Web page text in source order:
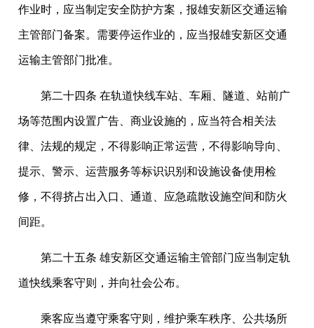
作业时，应当制定安全防护方案，报雄安新区交通运输
主管部门备案。需要停运作业的，应当报雄安新区交通
运输主管部门批准。
第二十四条 在轨道快线车站、车厢、隧道、站前广
场等范围内设置广告、商业设施的，应当符合相关法
律、法规的规定，不得影响正常运营，不得影响导向、
提示、警示、运营服务等标识识别和设施设备使用检
修，不得挤占出入口、通道、应急疏散设施空间和防火
间距。
第二十五条 雄安新区交通运输主管部门应当制定轨
道快线乘客守则，并向社会公布。
乘客应当遵守乘客守则，维护乘车秩序、公共场所